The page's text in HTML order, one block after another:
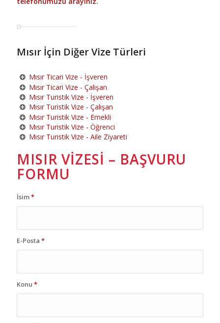
Mısır İçin Diğer Vize Türleri
Mısır Ticari Vize - İşveren
Mısır Ticari Vize - Çalışan
Mısır Turistik Vize - İşveren
Mısır Turistik Vize - Çalışan
Mısır Turistik Vize - Emekli
Mısır Turistik Vize - Öğrenci
Mısır Turistik Vize - Aile Ziyareti
MISIR VIZESI – BAŞVURU
FORMU
İsim*
E-Posta *
Konu *